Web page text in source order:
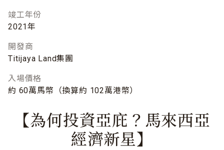
竣工年份
2021年
開發商
Titijaya Land集團
入場價格
約 60萬馬幣（換算約 102萬港幣）
【為何投資亞庇？馬來西亞
經濟新星】